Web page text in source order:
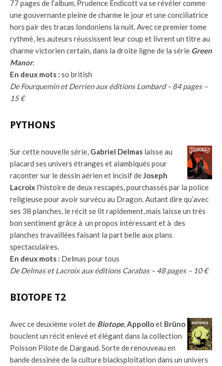
77 pages de l’album, Prudence Endicott va se révéler comme
une gouvernante pleine de charme le jour et une conciliatrice
hors pair des tracas londoniens la nuit. Avec ce premier tome
rythmé, les auteurs réussissent leur coup et livrent un titre au
charme victorien certain, dans la droite ligne de la série Green
Manor.
En deux mots : so british
De Fourquemin et Derrien aux éditions Lombard – 84 pages –
15 €
PYTHONS
Sur cette nouvelle série, Gabriel Delmas laisse au
placard ses univers étranges et alambiqués pour
raconter sur le dessin aérien et incisif deJoseph
Lacroix l’histoire de deux rescapés, pourchassés par la police
religieuse pour avoir survécu au Dragon. Autant dire qu’avec
ses 38 planches, le récit se lit rapidement, mais laisse un très
bon sentiment grâce à un propos intéressant et à des
planches travaillées faisant la part belle aux plans
spectaculaires.
En deux mots : Delmas pour tous
De Delmas et Lacroix aux éditions Carabas – 48 pages – 10 €
BIOTOPE T2
Avec ce deuxième volet de Biotope,Appolloet Brüno
bouclent un récit enlevé et élégant dans la collection
Poisson Pilote de Dargaud. Sorte de renouveau en
bande dessinée de la culture blacksploitation dans un univers